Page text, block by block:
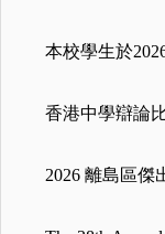
本校學生於
香港中學辯論
2026 離島區傑